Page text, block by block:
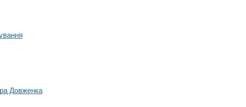
Довженка